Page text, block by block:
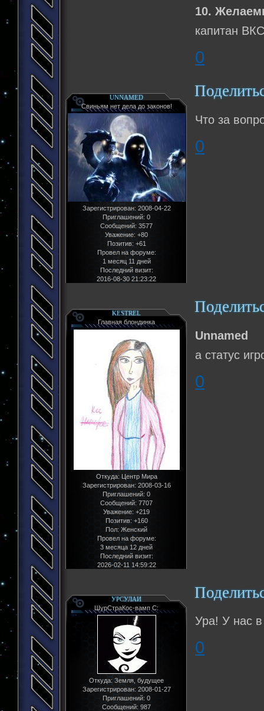
10.
капитан
0
UNNAMED
Свиньям нет дела до законов!
Зарегистрирован: 2008-04-22
Приглашений: 0
Сообщений: 3577
Уважение: +80
Позитив: +61
Провел на форуме:
1 месяц 11 дней
Последний визит:
2016-08-30 21:23:22
Что за
0
KESTREL
Главная блондинка
Откуда: Центр Мира
Зарегистрирован: 2008-03-16
Приглашений: 0
Сообщений: 7707
Уважение: +219
Позитив: +160
Пол:Женский
Провел на форуме:
3 месяца 12 дней
Последний визит:
2026-02-11 14:59:22
Unnamed
а статус
0
УРСУЛАИ
ШурСтраКос-вамп С:
Откуда:Земля, будущее
Зарегистрирован: 2008-01-27
Приглашений: 0
Сообщений: 987
Ура! У нас
0